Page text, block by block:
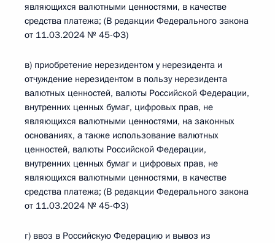
являющихся валютными ценностями, в качестве
средства платежа; (В редакции Федерального закона
от 11.03.2024 № 45-ФЗ)
в) приобретение нерезидентом у нерезидента и
отчуждение нерезидентом в пользу нерезидента
валютных ценностей, валюты Российской Федерации,
внутренних ценных бумаг, цифровых прав, не
являющихся валютными ценностями, на законных
основаниях, а также использование валютных
ценностей, валюты Российской Федерации,
внутренних ценных бумаг и цифровых прав, не
являющихся валютными ценностями, в качестве
средства платежа; (В редакции Федерального закона
от 11.03.2024 № 45-ФЗ)
г) ввоз в Российскую Федерацию и вывоз из